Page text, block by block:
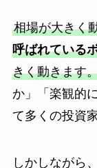
相場が大きく
呼ばれている
きく動きます
か」「楽観的
て多くの投資
しかしながら